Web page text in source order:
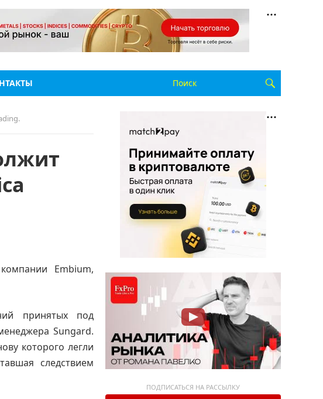
Embium,
принятых под
Sungard.
которого легли
следствием
ПОДПИСАТЬСЯ НА РАССЫЛКУ